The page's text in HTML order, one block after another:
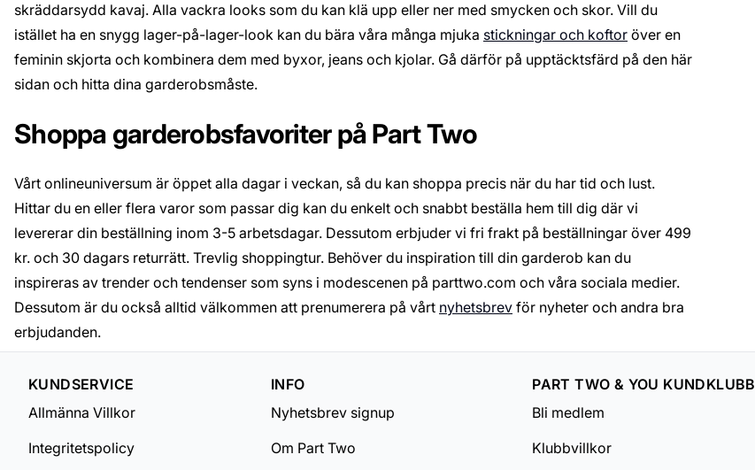
skräddarsydd kavaj. Alla vackra looks som du kan klä upp eller ner med smycken och skor. Vill du
istället ha en snygg lager-på-lager-look kan du bära våra många mjuka stickningar och koftor över en
feminin skjorta och kombinera dem med byxor, jeans och kjolar. Gå därför på upptäcktsfärd på den här
sidan och hitta dina garderobsmåste.
Shoppa garderobsfavoriter på Part Two
Vårt onlineuniversum är öppet alla dagar i veckan, så du kan shoppa precis när du har tid och lust.
Hittar du en eller flera varor som passar dig kan du enkelt och snabbt beställa hem till dig där vi
levererar din beställning inom 3-5 arbetsdagar. Dessutom erbjuder vi fri frakt på beställningar över 499
kr. och 30 dagars returrätt. Trevlig shoppingtur. Behöver du inspiration till din garderob kan du
inspireras av trender och tendenser som syns i modescenen på parttwo.com och våra sociala medier.
Dessutom är du också alltid välkommen att prenumerera på vårt nyhetsbrev för nyheter och andra bra
erbjudanden.
KUNDSERVICE
Allmänna Villkor
Integritetspolicy
INFO
Nyhetsbrev signup
Om Part Two
PART TWO & YOU KUNDKLUBB
Bli medlem
Klubbvillkor